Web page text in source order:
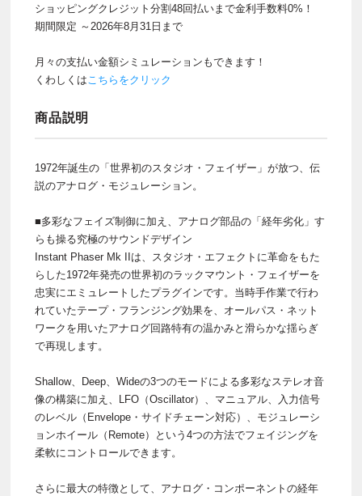
ショッピングクレジット分割48回払いまで金利手数料0%！
期間限定 ～2026年8月31日まで
月々の支払い金額シミュレーションもできます！
くわしくはこちらをクリック
商品説明
1972年誕生の「世界初のスタジオ・フェイザー」が放つ、伝
説のアナログ・モジュレーション。
■多彩なフェイズ制御に加え、アナログ部品の「経年劣化」す
らも操る究極のサウンドデザイン
Instant Phaser Mk IIは、スタジオ・エフェクトに革命をもた
らした1972年発売の世界初のラックマウント・フェイザーを
忠実にエミュレートしたプラグインです。当時手作業で行わ
れていたテープ・フランジング効果を、オールパス・ネット
ワークを用いたアナログ回路特有の温かみと滑らかな揺らぎ
で再現します。
Shallow、Deep、Wideの3つのモードによる多彩なステレオ音
像の構築に加え、LFO（Oscillator）、マニュアル、入力信号
のレベル（Envelope・サイドチェーン対応）、モジュレーシ
ョンホイール（Remote）という4つの方法でフェイジングを
柔軟にコントロールできます。
さらに最大の特徴として、アナログ・コンポーネントの経年